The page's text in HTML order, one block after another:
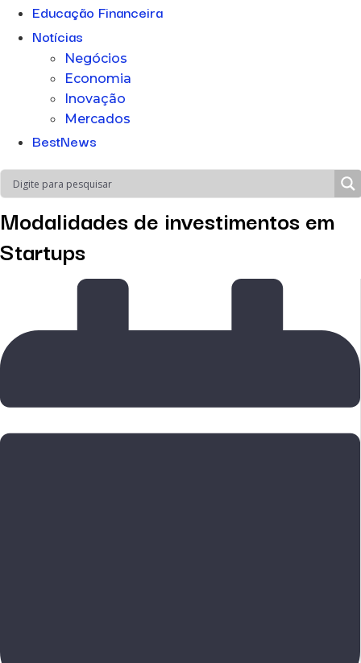
Educação Financeira
Notícias
Negócios
Economia
Inovação
Mercados
BestNews
Modalidades de investimentos em
Startups